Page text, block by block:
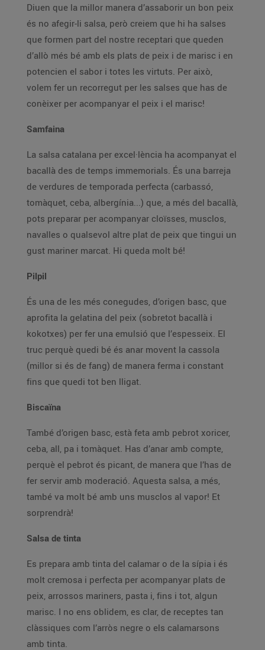
Diuen que la millor manera d’assaborir un bon peix
és no afegir-li salsa, però creiem que hi ha salses
que formen part del nostre receptari que queden
d’allò més bé amb els plats de peix i de marisc i en
potencien el sabor i totes les virtuts. Per això,
volem fer un recorregut per les salses que has de
conèixer per acompanyar el peix i el marisc!
Samfaina
La salsa catalana per excel·lència ha acompanyat el
bacallà des de temps immemorials. És una barreja
de verdures de temporada perfecta (carbassó,
tomàquet, ceba, albergínia...) que, a més del bacallà,
pots preparar per acompanyar cloïsses, musclos,
navalles o qualsevol altre plat de peix que tingui un
gust mariner marcat. Hi queda molt bé!
Pilpil
És una de les més conegudes, d’origen basc, que
aprofita la gelatina del peix (sobretot bacallà i
kokotxes) per fer una emulsió que l’espesseix. El
truc perquè quedi bé és anar movent la cassola
(millor si és de fang) de manera ferma i constant
fins que quedi tot ben lligat.
Biscaïna
També d’origen basc, està feta amb pebrot xoricer,
ceba, all, pa i tomàquet. Has d’anar amb compte,
perquè el pebrot és picant, de manera que l’has de
fer servir amb moderació. Aquesta salsa, a més,
també va molt bé amb uns musclos al vapor! Et
sorprendrà!
Salsa de tinta
Es prepara amb tinta del calamar o de la sípia i és
molt cremosa i perfecta per acompanyar plats de
peix, arrossos mariners, pasta i, fins i tot, algun
marisc. I no ens oblidem, es clar, de receptes tan
clàssiques com l’arròs negre o els calamarsons
amb tinta.